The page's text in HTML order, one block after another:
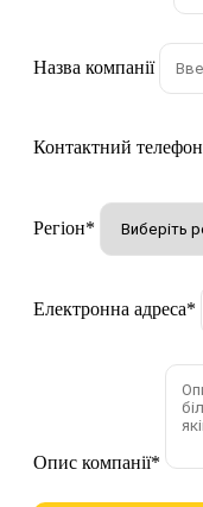
Назва компанії
Контактний телефон
Регіон*
Електронна адреса*
Опис компанії*